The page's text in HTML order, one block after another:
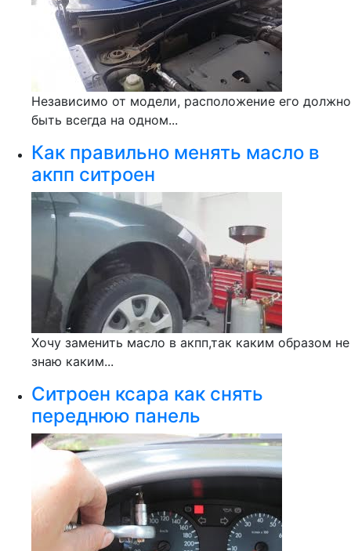
Независимо от модели, расположение его должно
быть всегда на одном...
Как правильно менять масло в
акпп ситроен
Хочу заменить масло в акпп,так каким образом не
знаю каким...
Ситроен ксара как снять
переднюю панель